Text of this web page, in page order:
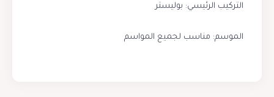
التركيب الرئيسي: بوليستر
الموسم: مناسب لجميع المواسم